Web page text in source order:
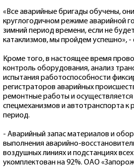
«Все аварийные бригады обучены,
круглогодичном режиме аварийной
зимний период времени, если не
катаклизмов, мы пройдем успешно», -
Кроме того, в настоящее время
контроль оборудования, анализ
испытания работоспособности
регистраторов аварийных
ремонтные работы и осуществляется
спецмеханизмов и автотранспорта к
период.
- Аварийный запас материалов и
выполнения аварийно-
воздушных линиях и подстанциях
укомплектован на 92%. ОАО